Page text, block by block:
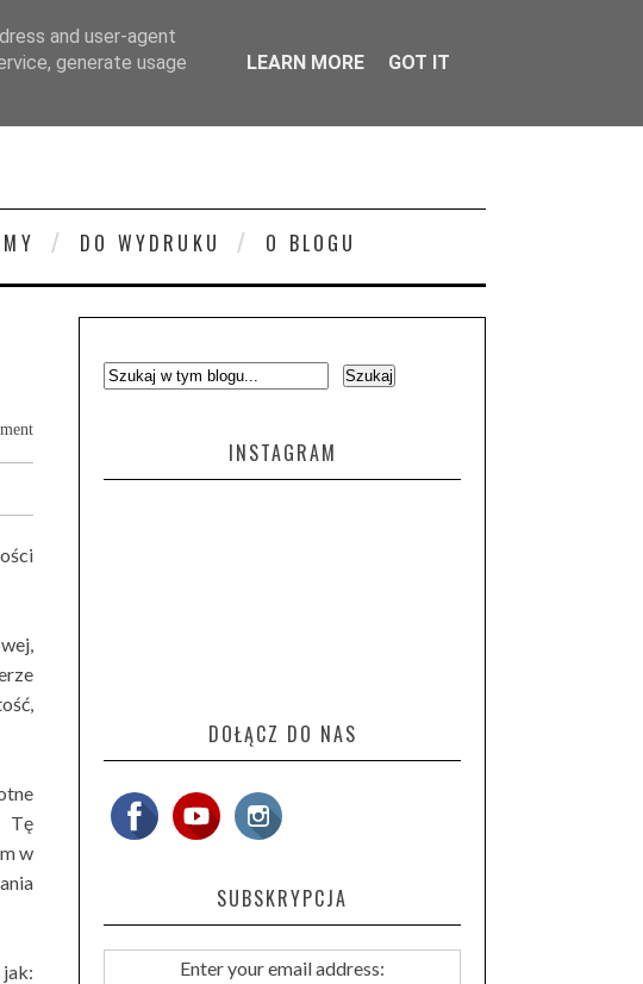
DO WYDRUKU O BLOGU
Tę
w
INSTAGRAM
DOŁĄCZ DO NAS
SUBSKRYPCJA
Enter your email address:
and user-agent
generate usage
LEARN MORE GOT IT